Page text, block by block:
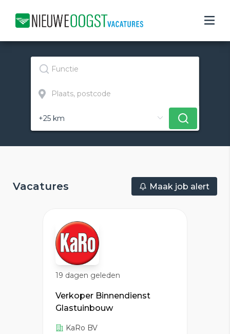
Vacatures Maak job alert
19 dagen geleden
Verkoper Binnendienst
Glastuinbouw
KaRo BV